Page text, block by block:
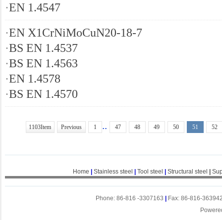
·EN 1.4547
·EN X1CrNiMoCuN20-18-7
·BS EN 1.4537
·BS EN 1.4563
·EN 1.4578
·BS EN 1.4570
1103Item Previous 1 .. 47 48 49 50 51 52
Home Stainless steel Tool steel Structural steel
Phone: 86-816 -3307163
Fax: 86-816-